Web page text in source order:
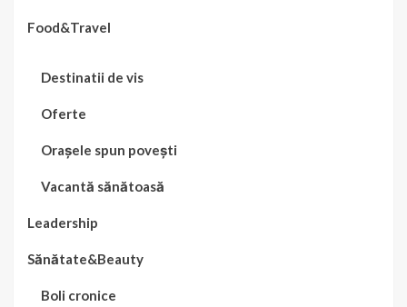
Food&Travel
Destinatii de vis
Oferte
Orașele spun povești
Vacantă sănătoasă
Leadership
Sănătate&Beauty
Boli cronice